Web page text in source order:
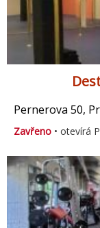
Pernerova 50,
Zavřeno • otevírá